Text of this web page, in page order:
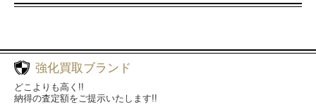
強化買取ブランド
どこよりも高く!!
納得の査定額をご提示いたします!!